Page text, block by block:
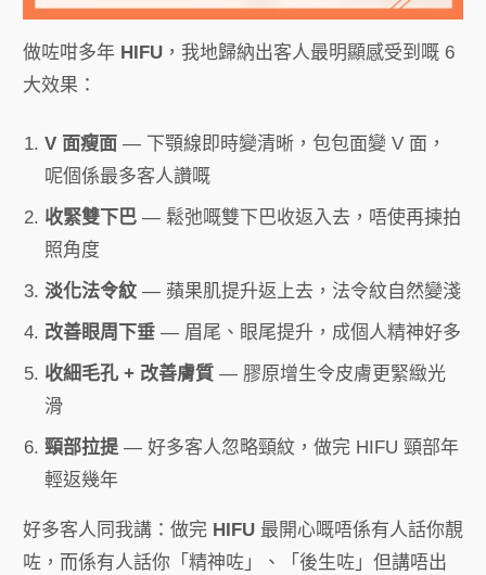
做咗咁多年 HIFU ，我地歸納出客人最明顯感受到嘅 6
大效果：
V 面瘦面 — 下顎線即時變清晰，包包面變 V 面，
呢個係最多客人讚嘅
收緊雙下巴 — 鬆弛嘅雙下巴收返入去，唔使再揀拍
照角度
淡化法令紋 — 蘋果肌提升返上去，法令紋自然變淺
改善眼周下垂 — 眉尾、眼尾提升，成個人精神好多
收細毛孔 + 改善膚質 — 膠原增生令皮膚更緊緻光
滑
頸部拉提— 好多客人忽略頸紋，做完 HIFU 頸部年
輕返幾年
好多客人同我講：做完 HIFU 最開心嘅唔係有人話你靚
咗，而係有人話你「精神咗」、「後生咗」但講唔出